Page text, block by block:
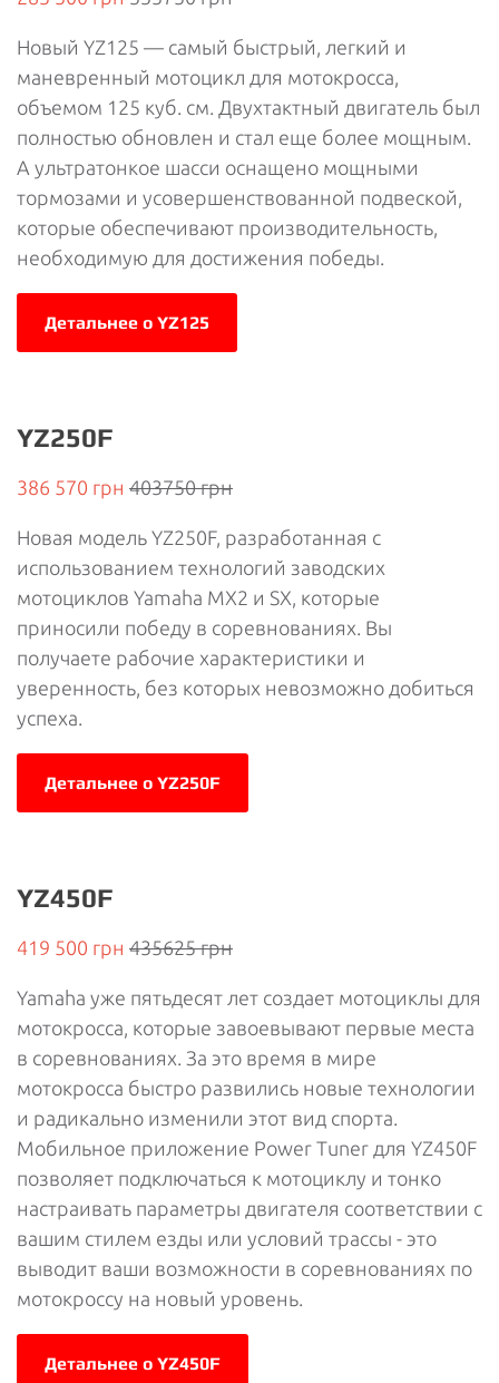
Новый YZ125 — самый быстрый, легкий и
маневренный мотоцикл для мотокросса,
объемом 125 куб. см. Двухтактный двигатель был
полностью обновлен и стал еще более мощным.
А ультратонкое шасси оснащено мощными
тормозами и усовершенствованной подвеской,
которые обеспечивают производительность,
необходимую для достижения победы.
Детальнее о YZ125
YZ250F
386 570 грн 403750 грн
Новая модель YZ250F, разработанная с
использованием технологий заводских
мотоциклов Yamaha MX2 и SX, которые
приносили победу в соревнованиях. Вы
получаете рабочие характеристики и
уверенность, без которых невозможно добиться
успеха.
Детальнее о YZ250F
YZ450F
419 500 грн 435625 грн
Yamaha уже пятьдесят лет создает мотоциклы для
мотокросса, которые завоевывают первые места
в соревнованиях. За это время в мире
мотокросса быстро развились новые технологии
и радикально изменили этот вид спорта.
Мобильное приложение Power Tuner для YZ450F
позволяет подключаться к мотоциклу и тонко
настраивать параметры двигателя соответствии с
вашим стилем езды или условий трассы - это
выводит ваши возможности в соревнованиях по
мотокроссу на новый уровень.
Детальнее о YZ450F